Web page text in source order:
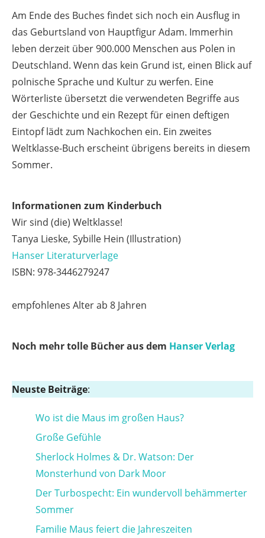
Am Ende des Buches findet sich noch ein Ausflug in
das Geburtsland von Hauptfigur Adam. Immerhin
leben derzeit über 900.000 Menschen aus Polen in
Deutschland. Wenn das kein Grund ist, einen Blick auf
polnische Sprache und Kultur zu werfen. Eine
Wörterliste übersetzt die verwendeten Begriffe aus
der Geschichte und ein Rezept für einen deftigen
Eintopf lädt zum Nachkochen ein. Ein zweites
Weltklasse-Buch erscheint übrigens bereits in diesem
Sommer.
Informationen zum Kinderbuch
Wir sind (die) Weltklasse!
Tanya Lieske, Sybille Hein (Illustration)
Hanser Literaturverlage
ISBN: 978-3446279247
empfohlenes Alter ab 8 Jahren
Noch mehr tolle Bücher aus dem Hanser Verlag
Neuste Beiträge:
Wo ist die Maus im großen Haus?
Große Gefühle
Sherlock Holmes & Dr. Watson: Der
Monsterhund von Dark Moor
Der Turbospecht: Ein wundervoll behämmerter
Sommer
Familie Maus feiert die Jahreszeiten